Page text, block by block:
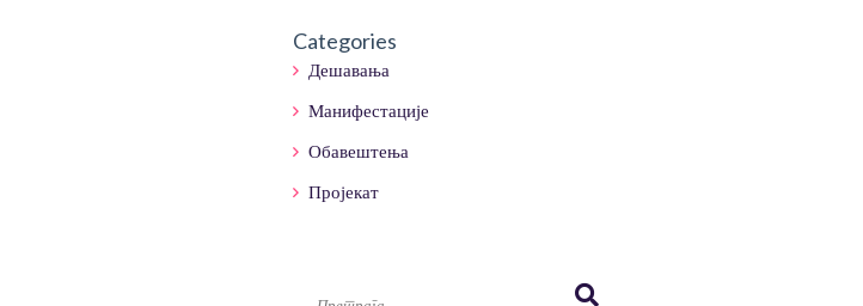
Categories
Дешавања
Манифестације
Обавештења
Пројекат